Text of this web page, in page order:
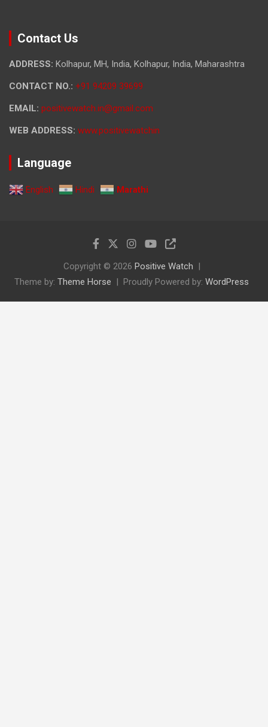
Contact Us
ADDRESS: Kolhapur, MH, India, Kolhapur, India, Maharashtra
CONTACT NO.: +91 94209 39699
EMAIL: positivewatch.in@gmail.com
WEB ADDRESS: www.positivewatchin
Language
English Hindi Marathi
Copyright © 2026 Positive Watch
Theme by: Theme Horse Proudly Powered by: WordPress